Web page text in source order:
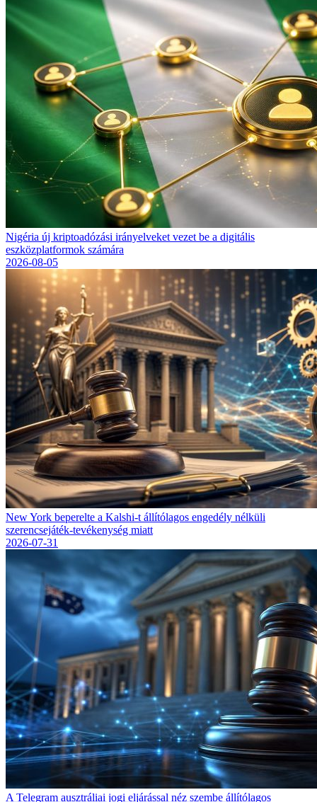
Nigéria új kriptoadózási irányelveket vezet be a digitális
eszközplatformok számára
2026-08-05
New York beperelte a Kalshi-t állítólagos engedély nélküli
szerencsejáték-tevékenység miatt
2026-07-31
A Telegram ausztráliai jogi eljárással néz szembe állítólagos